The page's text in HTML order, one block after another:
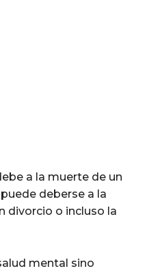
a la muerte de un
deberse a la
divorcio o incluso la
mental sino